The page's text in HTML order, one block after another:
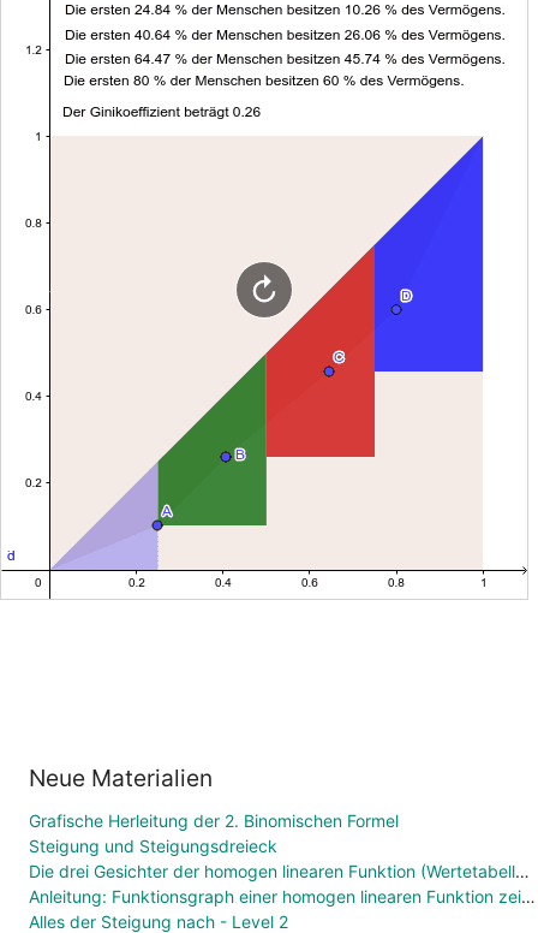
Neue Materialien
Grafische Herleitung der 2. Binomischen Formel
Steigung und Steigungsdreieck
Die drei Gesichter der homogen linearen Funktion (Wertetabelle, Funktionsgleichung, Graph)
Anleitung: Funktionsgraph einer homogen linearen Funktion zeichnen
Alles der Steigung nach - Level 2